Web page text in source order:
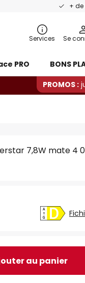
+ de
Services Se
PRO BONS
PROMOS :
7,8W mate 4
au panier